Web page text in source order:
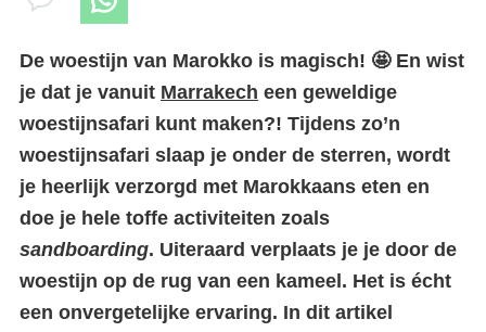
De woestijn van Marokko is magisch! 🤩 En wist
je dat je vanuit Marrakech een geweldige
woestijnsafari kunt maken?! Tijdens zo’n
woestijnsafari slaap je onder de sterren, wordt
je heerlijk verzorgd met Marokkaans eten en
doe je hele toffe activiteiten zoals
sandboarding. Uiteraard verplaats je je door de
woestijn op de rug van een kameel. Het is écht
een onvergetelijke ervaring. In dit artikel